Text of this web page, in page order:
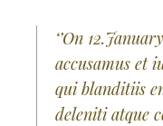
‘’On
accusamus et
qui blanditiis
deleniti atque